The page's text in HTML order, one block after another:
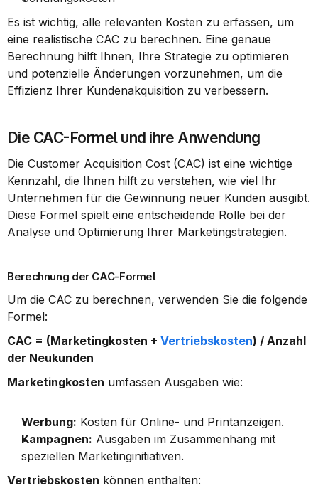
Es ist wichtig, alle relevanten Kosten zu erfassen, um
eine realistische CAC zu berechnen. Eine genaue
Berechnung hilft Ihnen, Ihre Strategie zu optimieren
und potenzielle Änderungen vorzunehmen, um die
Effizienz Ihrer Kundenakquisition zu verbessern.
Die CAC-Formel und ihre Anwendung
Die Customer Acquisition Cost (CAC) ist eine wichtige
Kennzahl, die Ihnen hilft zu verstehen, wie viel Ihr
Unternehmen für die Gewinnung neuer Kunden ausgibt.
Diese Formel spielt eine entscheidende Rolle bei der
Analyse und Optimierung Ihrer Marketingstrategien.
Berechnung der CAC-Formel
Um die CAC zu berechnen, verwenden Sie die folgende
Formel:
CAC = (Marketingkosten + Vertriebskosten) / Anzahl
der Neukunden
Marketingkosten umfassen Ausgaben wie:
Werbung: Kosten für Online- und Printanzeigen.
Kampagnen: Ausgaben im Zusammenhang mit
speziellen Marketinginitiativen.
Vertriebskosten können enthalten: